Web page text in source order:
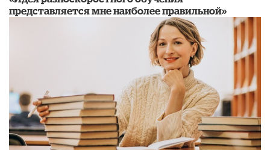
представляется мне наиболее правильной»